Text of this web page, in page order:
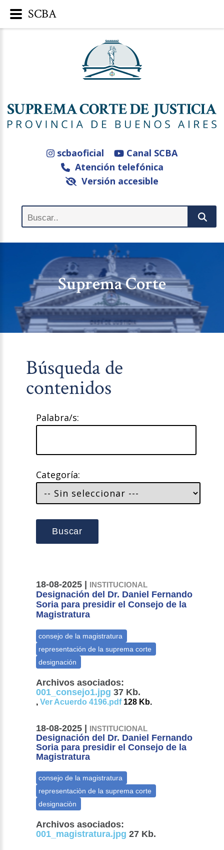
scbaoficial
Canal SCBA
Atención telefónica
Versión accesible
Suprema Corte
Búsqueda de
contenidos
Palabra/s:
Categoría:
Buscar
18-08-2025 | INSTITUCIONAL
Designación del Dr. Daniel Fernando
Soria para presidir el Consejo de la
Magistratura
Archivos asociados:
001_consejo1.jpg 37 Kb.
,Ver Acuerdo 4196.pdf128 Kb.
18-08-2025 | INSTITUCIONAL
Designación del Dr. Daniel Fernando
Soria para presidir el Consejo de la
Magistratura
Archivos asociados:
001_magistratura.jpg 27 Kb.
SCBA